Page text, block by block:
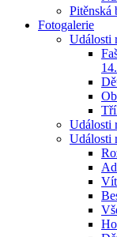
Pitěnská
Fotogalerie
Události
Události
Události